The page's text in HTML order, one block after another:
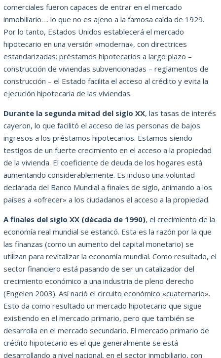
comerciales fueron capaces de entrar en el mercado
inmobiliario…. lo que no es ajeno a la famosa caída de 1929.
Por lo tanto, Estados Unidos establecerá el mercado
hipotecario en una versión «moderna», con directrices
estandarizadas: préstamos hipotecarios a largo plazo –
construcción de viviendas subvencionadas – reglamentos de
construcción – el Estado facilita el acceso al crédito y evita la
ejecución hipotecaria de las viviendas.
Durante la segunda mitad del siglo XX, las tasas de interés
cayeron, lo que facilitó el acceso de las personas de bajos
ingresos a los préstamos hipotecarios. Estamos siendo
testigos de un fuerte crecimiento en el acceso a la propiedad
de la vivienda. El coeficiente de deuda de los hogares está
aumentando considerablemente. Es incluso una voluntad
declarada del Banco Mundial a finales de siglo, animando a los
países a «ofrecer» a los ciudadanos el acceso a la propiedad.
A finales del siglo XX (década de 1990), el crecimiento de la
economía real mundial se estancó. Esta es la razón por la que
las finanzas (como un aumento del capital monetario) se
utilizan para revitalizar la economía mundial. Como resultado, el
sector financiero está pasando de ser un catalizador del
crecimiento económico a una industria de pleno derecho
(Engelen 2003). Así nació el circuito económico «cuaternario».
Esto da como resultado un mercado hipotecario que sigue
existiendo en el mercado primario, pero que también se
desarrolla en el mercado secundario. El mercado primario de
crédito hipotecario es el que generalmente se está
desarrollando a nivel nacional, en el sector inmobiliario, con